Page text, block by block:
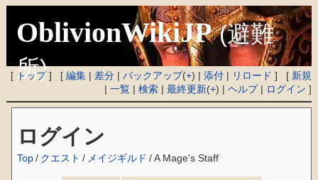
OblivionWikiJP (避難
所)
[ トップ] [編集 | 差分 |バックアップ(+) |添付 | リロード ] [ 新規
|一覧 |検索 |最終更新(+) |ヘルプ| ログイン ]
ログイン
Top / クエスト / メイジギルド / A Mage's Staff